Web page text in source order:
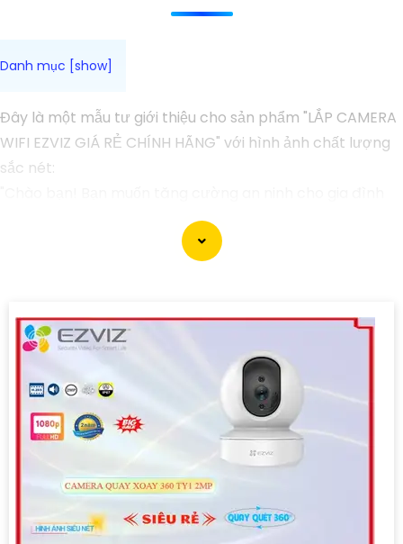
Đây là một mẫu tư giới thiệu cho sản phẩm "LẮP CAMERA
WIFI EZVIZ GIÁ RẺ CHÍNH HÃNG" với hình ảnh chất lượng
sắc nét:
và văn phòng của mình mà không cần tốn nhiều chi phí?
Dòng sản phẩm Camera WiFi Ezviz sẽ là sự lựa chọn hoàn
bạn dễ dàng quan sát mọi góc cạnh từ xa thông qua ứng
dụng điện thoại.
Với giá cả phải chăng và chính hãng, bạn có thể yên tâm
về chất lượng sản phẩm. Hãy lựa chọn Camera WiFi Ezviz
để bảo vệ cho ngôi nhà thân yêu của bạn ngay hôm nay!
Đừng để bất kỳ sự cố xảy ra mà không kịp khám phá."
Hy vọng bạn sẽ hài lòng với mẫu tư giới thiệu này!